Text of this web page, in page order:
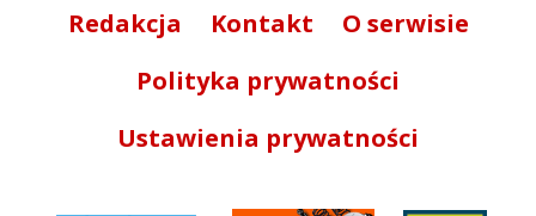
Redakcja Kontakt
O serwisie
Polityka prywatności
Ustawienia prywatności